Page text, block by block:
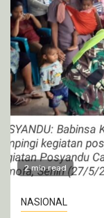
2 min read
NASIONAL